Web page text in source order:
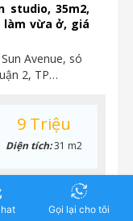
studio, 35m2,
vừa ở, giá
Avenue, só
2, TP…
9 Triệu
Diện tích:31 m2
đăng:18-10-2019
Gọi lại cho tôi